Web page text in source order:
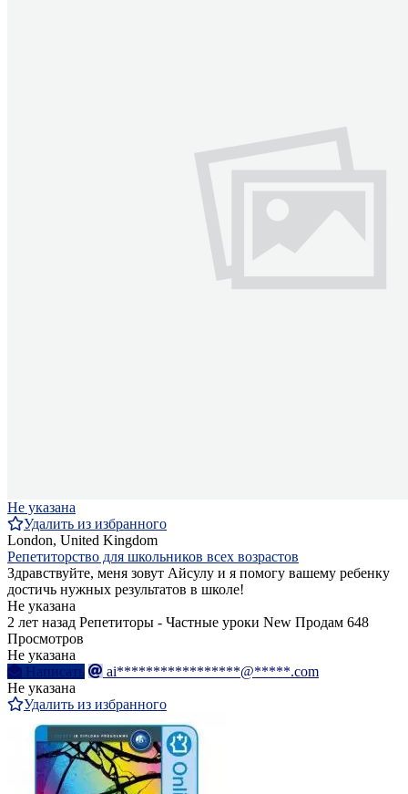
Не указана
Удалить из избранного
London, United Kingdom
Репетиторство для школьников всех возрастов
Здравствуйте, меня зовут Айсулу и я помогу вашему ребенку
достичь нужных результатов в школе!
Не указана
2 лет назад Репетиторы - Частные уроки New Продам 648
Просмотров
Не указана
Написать
ai*****************@*****.com
Не указана
Удалить из избранного